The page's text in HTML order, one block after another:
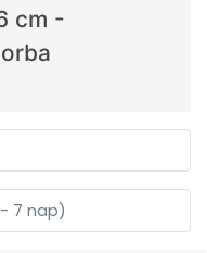
cm -
7 nap)